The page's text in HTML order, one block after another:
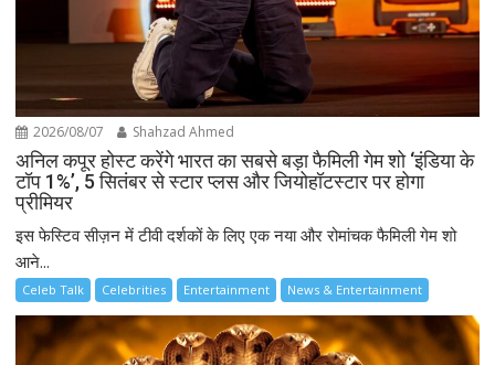
2026/08/07 Shahzad Ahmed
अनिल कपूर होस्ट करेंगे भारत का सबसे बड़ा फैमिली गेम शो ‘इंडिया के
टॉप 1%’, 5 सितंबर से स्टार प्लस और जियोहॉटस्टार पर होगा
प्रीमियर
इस फेस्टिव सीज़न में टीवी दर्शकों के लिए एक नया और रोमांचक फैमिली गेम शो
आने...
Celeb Talk Celebrities Entertainment News & Entertainment